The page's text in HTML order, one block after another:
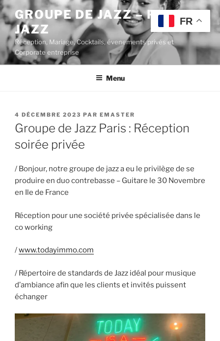
Aller
au
contenu
principal
GROUPE DE JAZZ – POP
JAZZ
Réception, Mariage, Cocktails, évenements privés et
Corporate entreprise
Menu
PUBLIÉ
LE
4 DÉCEMBRE 2023 PAR EMASTER
Groupe de Jazz Paris : Réception
soirée privée
/ Bonjour, notre groupe de jazz a eu le privilège de se
produire en duo contrebasse – Guitare le 30 Novembre
en Ile de France
Réception pour une société privée spécialisée dans le
co working
/www.todayimmo.com
/ Répertoire de standards de Jazz idéal pour musique
d’ambiance afin que les clients et invités puissent
échanger
FR